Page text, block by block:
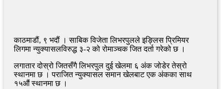
काठमाडौं, ९ भदौं । साबिक विजेता लिभरपुलले इङ्लिस प्रिमियर
लिगमा न्युक्यासलविरुद्ध ३-२ को रोमाञ्चक जित दर्ता गरेको छ ।
लगातार दोस्रो जितसँगै लिभरपुल दुई खेलमा ६ अंक जोडेर तेस्रो
स्थानमा छ । पराजित न्युक्यासल समान खेलबाट एक अंकका साथ
१५औं स्थानमा छ ।